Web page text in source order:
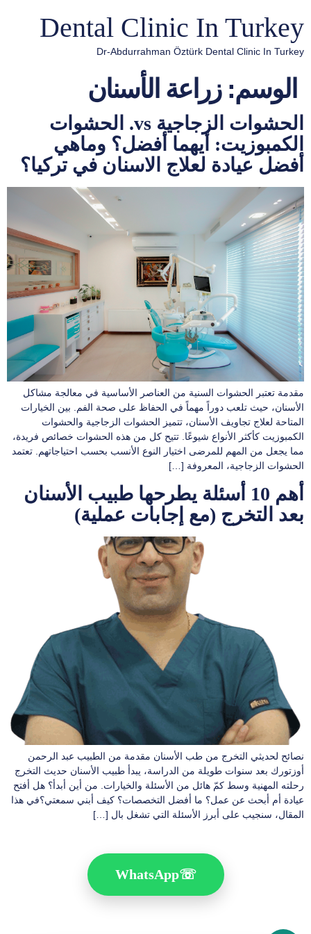
Dental Clinic In Turkey
Dr-Abdurrahman Öztürk Dental Clinic In Turkey
الوسم:زراعة الأسنان
الحشوات الزجاجية vs. الحشوات
الكمبوزيت: أيهما أفضل؟ وماهي
أفضل عيادة لعلاج الاسنان في تركيا؟
مقدمة تعتبر الحشوات السنية من العناصر الأساسية في معالجة مشاكل
الأسنان، حيث تلعب دوراً مهماً في الحفاظ على صحة الفم. بين الخيارات
المتاحة لعلاج تجاويف الأسنان، تتميز الحشوات الزجاجية والحشوات
الكمبوزيت كأكثر الأنواع شيوعًا. تتيح كل من هذه الحشوات خصائص فريدة،
مما يجعل من المهم للمرضى اختيار النوع الأنسب بحسب احتياجاتهم. تعتمد
الحشوات الزجاجية، المعروفة […]
أهم 10 أسئلة يطرحها طبيب الأسنان
بعد التخرج (مع إجابات عملية)
نصائح لحديثي التخرج من طب الأسنان مقدمة من الطبيب عبد الرحمن
أوزتورك بعد سنوات طويلة من الدراسة، يبدأ طبيب الأسنان حديث التخرج
رحلته المهنية وسط كمّ هائل من الأسئلة والخيارات. من أين أبدأ؟ هل أفتح
عيادة أم أبحث عن عمل؟ ما أفضل التخصصات؟ كيف أبني سمعتي؟في هذا
المقال، سنجيب على أبرز الأسئلة التي تشغل بال […]
☏
WhatsApp